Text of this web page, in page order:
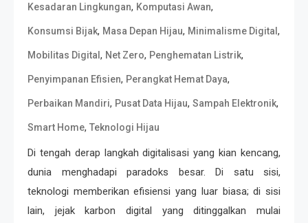
Kesadaran Lingkungan, Komputasi Awan,
Konsumsi Bijak, Masa Depan Hijau, Minimalisme Digital ,
Mobilitas Digital , Net Zero, Penghematan Listrik,
Penyimpanan Efisien, Perangkat Hemat Daya,
Perbaikan Mandiri, Pusat Data Hijau, Sampah Elektronik,
Smart Home, Teknologi Hijau
Di tengah derap langkah digitalisasi yang kian kencang,
dunia menghadapi paradoks besar. Di satu sisi,
teknologi memberikan efisiensi yang luar biasa; di sisi
lain, jejak karbon digital yang ditinggalkan mulai